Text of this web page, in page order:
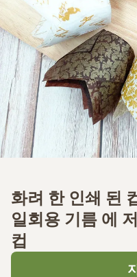
화려 한 인쇄 된
일회용 기름 에
컵